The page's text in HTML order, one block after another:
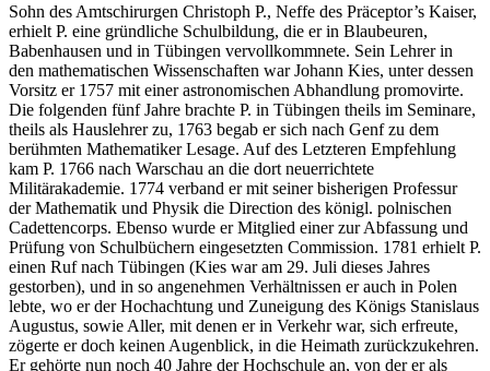
Sohn des Amtschirurgen Christoph P., Neffe des Präceptor’s Kaiser,
erhielt P. eine gründliche Schulbildung, die er in Blaubeuren,
Babenhausen und in Tübingen vervollkommnete. Sein Lehrer in
den mathematischen Wissenschaften war Johann Kies, unter dessen
Vorsitz er 1757 mit einer astronomischen Abhandlung promovirte.
Die folgenden fünf Jahre brachte P. in Tübingen theils im Seminare,
theils als Hauslehrer zu, 1763 begab er sich nach Genf zu dem
berühmten Mathematiker Lesage. Auf des Letzteren Empfehlung
kam P. 1766 nach Warschau an die dort neuerrichtete
Militärakademie. 1774 verband er mit seiner bisherigen Professur
der Mathematik und Physik die Direction des königl. polnischen
Cadettencorps. Ebenso wurde er Mitglied einer zur Abfassung und
Prüfung von Schulbüchern eingesetzten Commission. 1781 erhielt P.
einen Ruf nach Tübingen (Kies war am 29. Juli dieses Jahres
gestorben), und in so angenehmen Verhältnissen er auch in Polen
lebte, wo er der Hochachtung und Zuneigung des Königs Stanislaus
Augustus, sowie Aller, mit denen er in Verkehr war, sich erfreute,
zögerte er doch keinen Augenblick, in die Heimath zurückzukehren.
Er gehörte nun noch 40 Jahre der Hochschule an, von der er als